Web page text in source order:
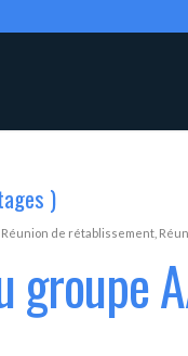
)
Réunion de rétablissement
groupe